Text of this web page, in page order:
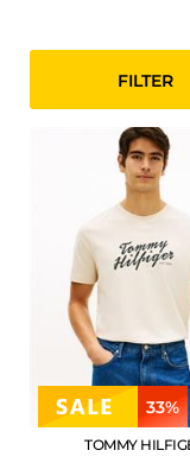
FILTER
33%
TOMMY